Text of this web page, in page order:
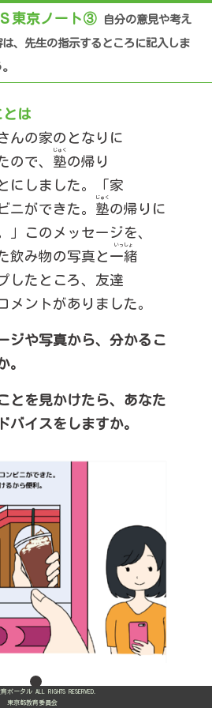
東京ノート③
自分の意見や考え
は、先生の指示するところに記入しま
とは
んの家のとなりに
ので、 塾の帰り
にしました。
「家
ニができた。 塾の帰り に
」
この メッセージ を、
飲み物の写真 と 一緒
したところ、 友達
メント がありました。
ジや写真から、分かるこ
。
とを見かけたら、あなた
バイスをしますか。
ポータル ALL RIGHTS RESERVED.
東京都教育委員会